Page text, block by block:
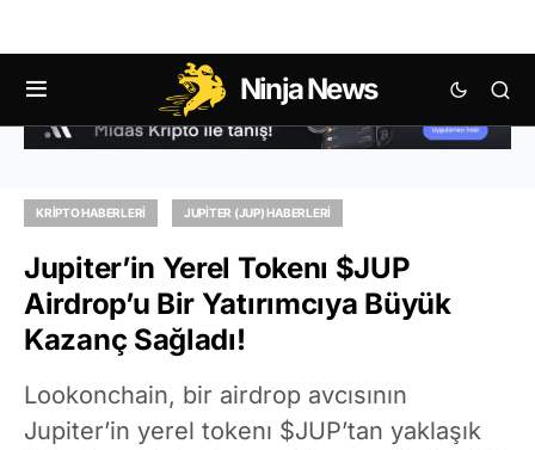
Ninja News
KRIPTO HABERLERI JUPITER (JUP) HABERLERI
Jupiter’in Yerel Tokenı $JUP
Airdrop’u Bir Yatırımcıya Büyük
Kazanç Sağladı!
Lookonchain, bir airdrop avcısının
Jupiter’in yerel tokenı $JUP’tan yaklaşık